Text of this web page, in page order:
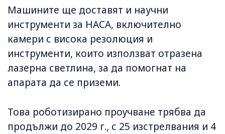
Машините ще доставят и научни
инструменти за НАСА, включително
камери с висока резолюция и
инструменти, които използват отразена
лазерна светлина, за да помогнат на
апарата да се приземи.
Това роботизирано проучване трябва да
продължи до 2029 г., с 25 изстрелвания и 4